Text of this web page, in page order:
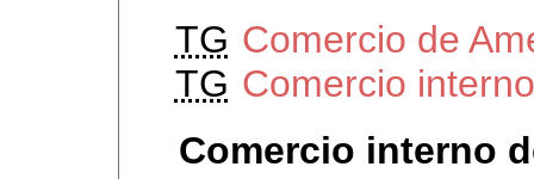
TG Comercio de
TG Comercio interno
Comercio interno